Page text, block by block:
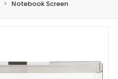
Notebook Screen